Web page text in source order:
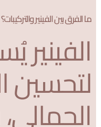
ما الفرق بين الفينير والتركيبات؟
الفينير
لتحسين
الجمالي،